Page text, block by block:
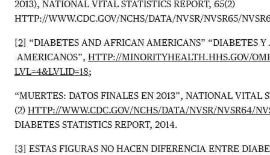
2013), NATIONAL VITAL STATISTICS REPORT, 65(2)
HTTP://WWW.CDC.GOV/NCHS/DATA/NVSR/NVSR65/
[2] “DIABETES AND AFRICAN AMERICANS” “DIABETES Y
AMERICANOS”, HTTP://MINORITYHEALTH.HHS.GOV/
LVL=4&LVLID=18;
“MUERTES: DATOS FINALES EN 2013”, NATIONAL VITAL
(2) HTTP://WWW.CDC.GOV/NCHS/DATA/NVSR/NVSR64/
DIABETES STATISTICS REPORT, 2014.
[3] ESTAS FIGURAS NO HACEN DIFERENCIA ENTRE